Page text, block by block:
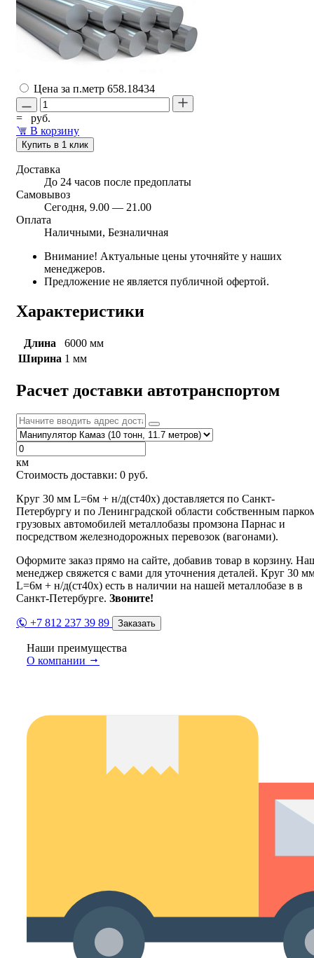
Цена за п.метр 658.18434
=
руб.
В корзину
Купить в 1 клик
Доставка
До 24 часов после предоплаты
Самовывоз
Сегодня, 9.00 — 21.00
Оплата
Наличными, Безналичная
Внимание! Актуальные цены уточняйте у наших
менеджеров.
Предложение не является публичной офертой.
Характеристики
Длина
6000 мм
Ширина 1 мм
Расчет доставки автотранспортом
км
Стоимость доставки: 0 руб.
Круг 30 мм L=6м + н/д(ст40х) доставляется по Санкт-
Петербургу и по Ленинградской области собственным
грузовых автомобилей металлобазы промзона Парнас и
посредством железнодорожных перевозок (вагонами).
Оформите заказ прямо на сайте, добавив товар в корзину.
менеджер свяжется с вами для уточнения деталей. Круг 30
L=6м + н/д(ст40х) есть в наличии на нашей металлобазе в в
Санкт-Петербурге. Звоните!
+7 812 237 39 89 Заказать
Наши преимущества
О компании